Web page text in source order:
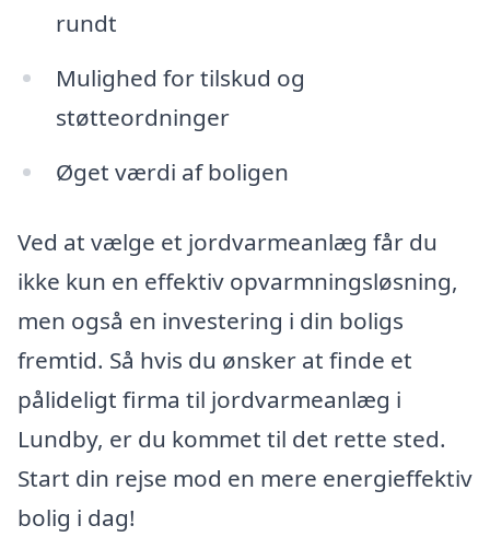
rundt
Mulighed for tilskud og
støtteordninger
Øget værdi af boligen
Ved at vælge et jordvarmeanlæg får du
ikke kun en effektiv opvarmningsløsning,
men også en investering i din boligs
fremtid. Så hvis du ønsker at finde et
pålideligt firma til jordvarmeanlæg i
Lundby, er du kommet til det rette sted.
Start din rejse mod en mere energieffektiv
bolig i dag!